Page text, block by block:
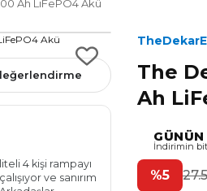
Ah LiFePO4 Akü
4 kişi rampayı
ve sanırım
bir ay önce
★★★★★
Ustam sizden
mükemmel bir
The
Ah
İndirimin
%5